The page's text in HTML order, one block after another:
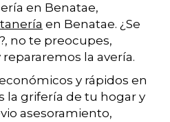
en Benatae,
en Benatae. ¿Se
no te preocupes,
la avería.
y rápidos en
la grifería de tu hogar y
asesoramiento,